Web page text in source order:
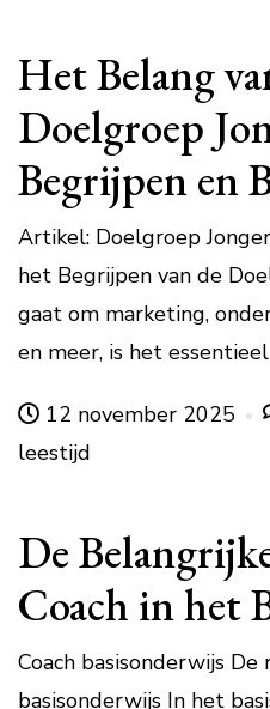
Het Belang
Doelgroep
Begrijpen en
Artikel: Doelgroep
het Begrijpen van de
gaat om marketing,
en meer, is het
12 november 2025
leestijd
De
Coach in het
Coach basisonderwijs
basisonderwijs In het